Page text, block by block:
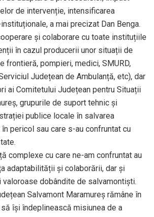
de intervenție, intensificarea
a mai precizat Dan Benga.
și colaborare cu toate instituțiile
în cazul producerii unor situații de
frontieră, pompieri, medici, SMURD,
Județean de Ambulanță, etc), dar
ai Comitetului Județean pentru Situații
grupurile de suport tehnic și
publice locale în salvarea
pericol sau care s-au confruntat cu
complexe cu care ne-am confruntat au
adaptabilității și colaborării, dar și
dobândite de salvamontiști.
Salvamont Maramureș rămâne în
își îndeplinească misiunea de a